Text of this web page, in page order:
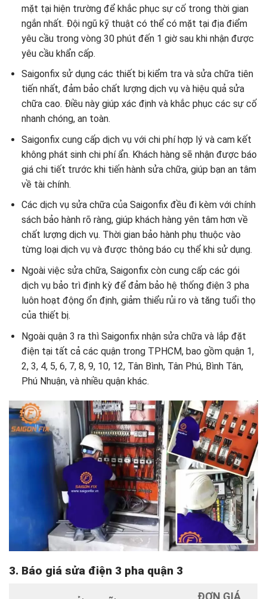
mặt tại hiện trường để khắc phục sự cố trong thời gian
ngắn nhất. Đội ngũ kỹ thuật có thể có mặt tại địa điểm
yêu cầu trong vòng 30 phút đến 1 giờ sau khi nhận được
yêu cầu khẩn cấp.
Saigonfix sử dụng các thiết bị kiểm tra và sửa chữa tiên
tiến nhất, đảm bảo chất lượng dịch vụ và hiệu quả sửa
chữa cao. Điều này giúp xác định và khắc phục các sự cố
nhanh chóng, an toàn.
Saigonfix cung cấp dịch vụ với chi phí hợp lý và cam kết
không phát sinh chi phí ẩn. Khách hàng sẽ nhận được báo
giá chi tiết trước khi tiến hành sửa chữa, giúp bạn an tâm
về tài chính.
Các dịch vụ sửa chữa của Saigonfix đều đi kèm với chính
sách bảo hành rõ ràng, giúp khách hàng yên tâm hơn về
chất lượng dịch vụ. Thời gian bảo hành phụ thuộc vào
từng loại dịch vụ và được thông báo cụ thể khi sử dụng.
Ngoài việc sửa chữa, Saigonfix còn cung cấp các gói
dịch vụ bảo trì định kỳ để đảm bảo hệ thống điện 3 pha
luôn hoạt động ổn định, giảm thiểu rủi ro và tăng tuổi thọ
của thiết bị.
Ngoài quận 3 ra thì Saigonfix nhận sửa chữa và lắp đặt
điện tại tất cả các quận trong TPHCM, bao gồm quận 1,
2, 3, 4, 5, 6, 7, 8, 9, 10, 12, Tân Bình, Tân Phú, Bình Tân,
Phú Nhuận, và nhiều quận khác.
3. Báo giá sửa điện 3 pha quận 3
ĐƠN GIÁ